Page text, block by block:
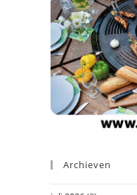
Archieven